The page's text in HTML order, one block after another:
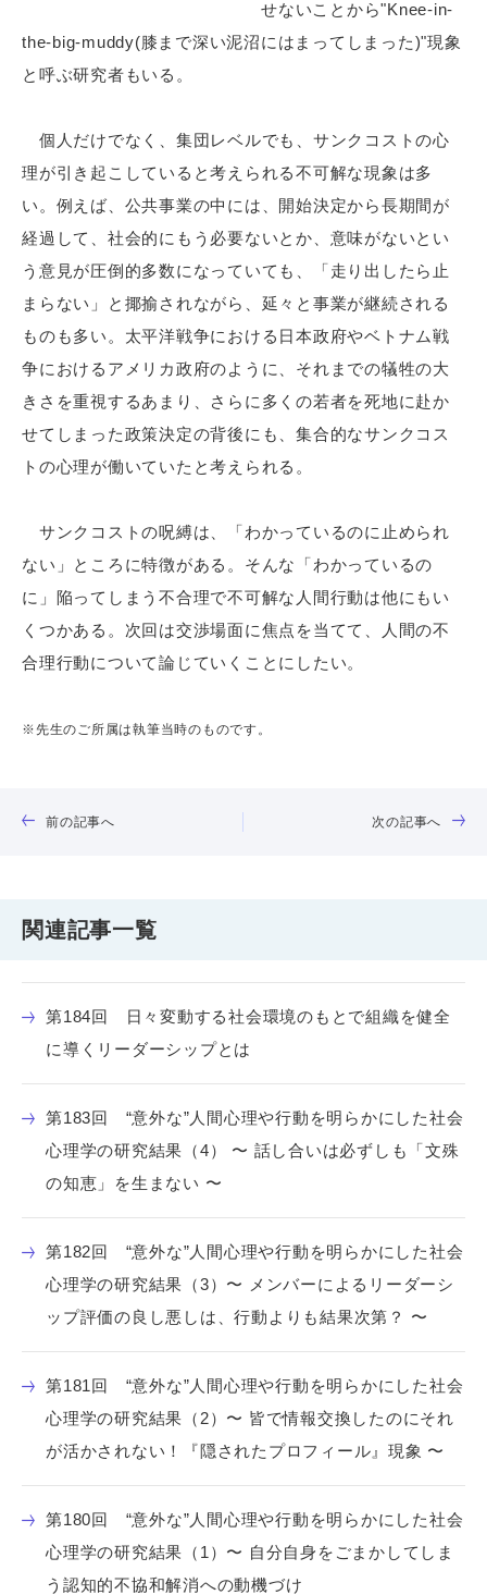
せないことから"Knee-in-
the-big-muddy(膝まで深い泥沼にはまってしまった)"現象
と呼ぶ研究者もいる。
個人だけでなく、集団レベルでも、サンクコストの心
理が引き起こしていると考えられる不可解な現象は多
い。例えば、公共事業の中には、開始決定から長期間が
経過して、社会的にもう必要ないとか、意味がないとい
う意見が圧倒的多数になっていても、「走り出したら止
まらない」と揶揄されながら、延々と事業が継続される
ものも多い。太平洋戦争における日本政府やベトナム戦
争におけるアメリカ政府のように、それまでの犠牲の大
きさを重視するあまり、さらに多くの若者を死地に赴か
せてしまった政策決定の背後にも、集合的なサンクコス
トの心理が働いていたと考えられる。
サンクコストの呪縛は、「わかっているのに止められ
ない」ところに特徴がある。そんな「わかっているの
に」陥ってしまう不合理で不可解な人間行動は他にもい
くつかある。次回は交渉場面に焦点を当てて、人間の不
合理行動について論じていくことにしたい。
※先生のご所属は執筆当時のものです。
前の記事へ 次の記事へ
関連記事一覧
第184回 日々変動する社会環境のもとで組織を健全
に導くリーダーシップとは
第183回 “意外な”人間心理や行動を明らかにした社会
心理学の研究結果（4） 〜 話し合いは必ずしも「文殊
の知恵」を生まない 〜
第182回 “意外な”人間心理や行動を明らかにした社会
心理学の研究結果（3）〜 メンバーによるリーダーシ
ップ評価の良し悪しは、行動よりも結果次第？ 〜
第181回 “意外な”人間心理や行動を明らかにした社会
心理学の研究結果（2）〜 皆で情報交換したのにそれ
が活かされない！『隠されたプロフィール』現象 〜
第180回 “意外な”人間心理や行動を明らかにした社会
心理学の研究結果（1）〜 自分自身をごまかしてしま
う認知的不協和解消への動機づけ